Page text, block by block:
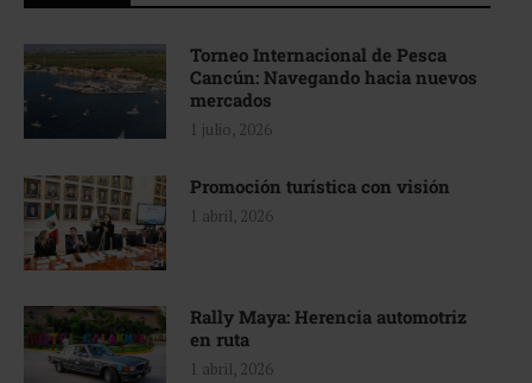
Torneo Internacional de Pesca
Cancún: Navegando hacia nuevos
mercados
1 julio, 2026
Promoción turística con visión
1 abril, 2026
Rally Maya: Herencia automotriz
en ruta
1 abril, 2026